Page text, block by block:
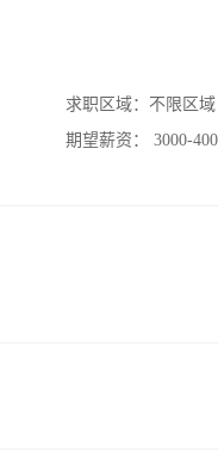
求职区域： 不限区域
期望薪资：
3000-